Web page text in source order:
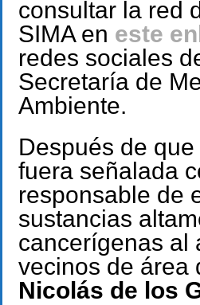
consultar la red
SIMA en este
redes sociales
Secretaría de
Ambiente.
Después de
fuera señalada
responsable de
sustancias
cancerígenas al
vecinos de área
Nicolás de los